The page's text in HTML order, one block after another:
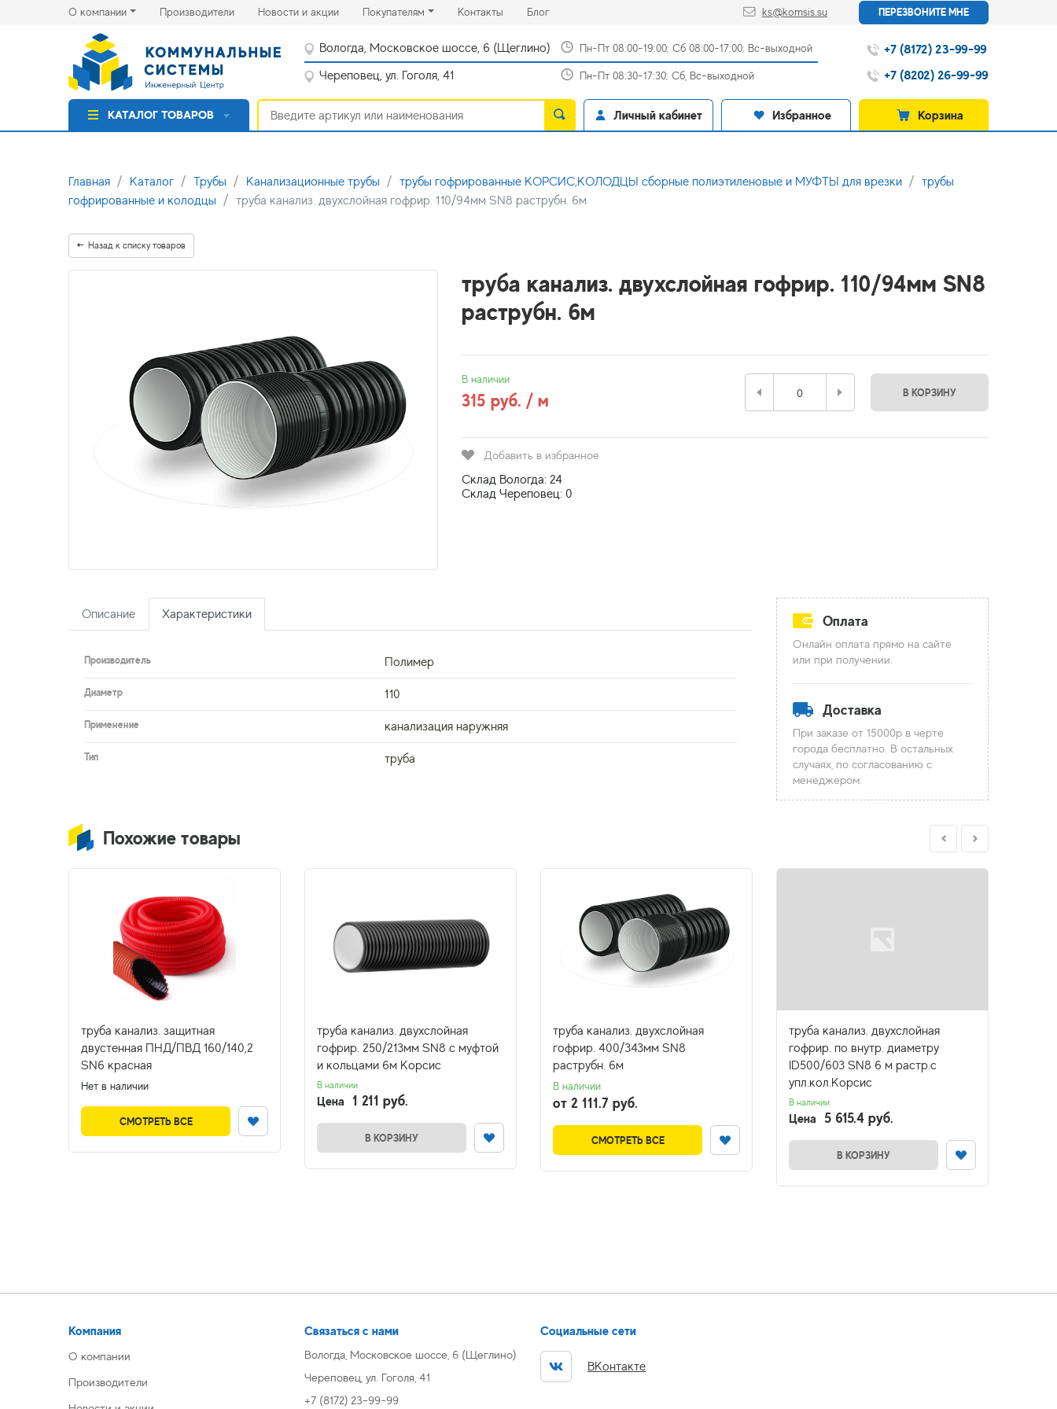
О компании Производители(current)Новости и акции(current)Покупателям Контакты(current)
Блог(current) ks@komsis.su ПЕРЕЗВОНИТЕ МНЕ
Вологда, Московское шоссе, 6 (Щеглино) Пн-Пт 08:00-19:00; Сб 08:00-17:00; Вс-выходной
Череповец, ул. Гоголя, 41 Пн-Пт 08:30-17:30; Сб, Вс-выходной
+7 (8172) 23-99-99
+7 (8202) 26-99-99
КАТАЛОГ ТОВАРОВ Личный кабинет Избранное Корзина
Главная Каталог Трубы Канализационные трубы трубы гофрированные КОРСИС,КОЛОДЦЫ сборные полиэтиленовые и МУФТЫ для врезки
трубы
гофрированные и колодцы
труба канализ. двухслойная гофрир. 110/94мм SN8 раструбн. 6м
Назад к списку товаров
труба канализ. двухслойная гофрир. 110/94мм SN8
раструбн. 6м
В наличии
315 руб. / м В КОРЗИНУ
Добавить в избранное
Склад Вологда: 24
Склад Череповец: 0
Описание Характеристики
Производитель Полимер
Диаметр 110
Применение канализация наружняя
Тип труба
Оплата
Онлайн оплата прямо на сайте
или при получении.
Доставка
При заказе от 15000р в черте
города бесплатно. В остальных
случаях, по согласованию с
менеджером.
Похожие товары
труба канализ. защитная
двустенная ПНД/ПВД 160/140,2
SN6 красная
Нет в наличии
СМОТРЕТЬ ВСЕ
труба канализ. двухслойная
гофрир. 250/213мм SN8 с муфтой
и кольцами 6м Корсис
В наличии
Цена 1 211 руб.
В КОРЗИНУ
труба канализ. двухслойная
гофрир. 400/343мм SN8
раструбн. 6м
В наличии
от 2 111.7 руб.
СМОТРЕТЬ ВСЕ
труба канализ. двухслойная
гофрир. по внутр. диаметру
ID500/603 SN8 6 м растр.с
упл.кол.Корсис
В наличии
Цена 5 615.4 руб.
В КОРЗИНУ
Компания
О компании
Производители
Связаться с нами
Вологда, Московское шоссе, 6 (Щеглино)
Череповец, ул. Гоголя, 41
+7 (8172) 23-99-99
Социальные сети
ВКонтакте